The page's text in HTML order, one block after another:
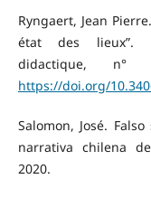
Ryngaert, Jean
état des lieux”.
didactique, n°
https://doi.org/
Salomon, José.
narrativa chilena
2020.